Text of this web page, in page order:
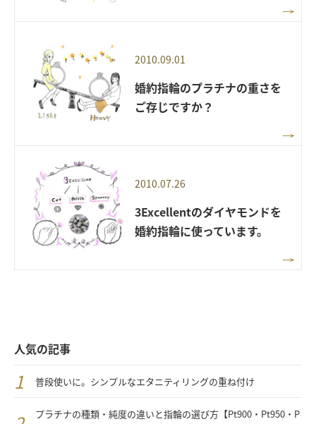
2010.09.01
婚約指輪のプラチナの重さを
ご存じですか？
2010.07.26
3Excellentのダイヤモンドを
婚約指輪に使っています。
人気の記事
普段使いに。シンプルなエタニティリングの重ね付け
プラチナの種類・純度の違いと指輪の選び方【Pt900・Pt950・P